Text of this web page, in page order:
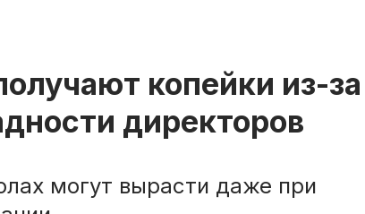
копейки из-за
директоров
могут вырасти даже при